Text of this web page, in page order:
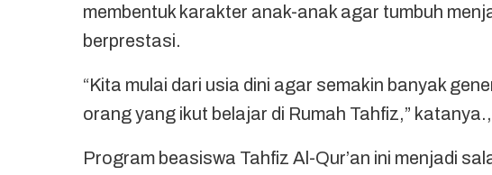
membentuk karakter anak-anak agar tumbuh
berprestasi.
“Kita mulai dari usia dini agar semakin banyak
orang yang ikut belajar di Rumah Tahfiz,” katanya.,
Program beasiswa Tahfiz Al-Qur’an ini menjadi